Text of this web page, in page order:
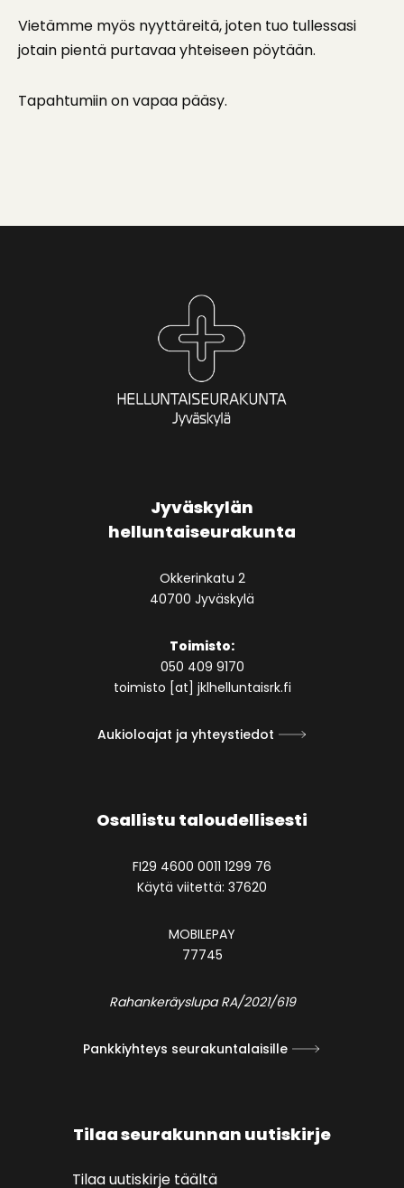
Vietämme myös nyyttäreitä, joten tuo tullessasi
jotain pientä purtavaa yhteiseen pöytään.
Tapahtumiin on vapaa pääsy.
Jyväskylän
helluntaiseurakunta
Okkerinkatu 2
40700 Jyväskylä
Toimisto:
050 409 9170
toimisto [at] jklhelluntaisrk.fi
Aukioloajat ja yhteystiedot
Osallistu taloudellisesti
FI29 4600 0011 1299 76
Käytä viitettä: 37620
MOBILEPAY
77745
Rahankeräyslupa RA/2021/619
Pankkiyhteys seurakuntalaisille
Tilaa seurakunnan uutiskirje
Tilaa uutiskirje täältä